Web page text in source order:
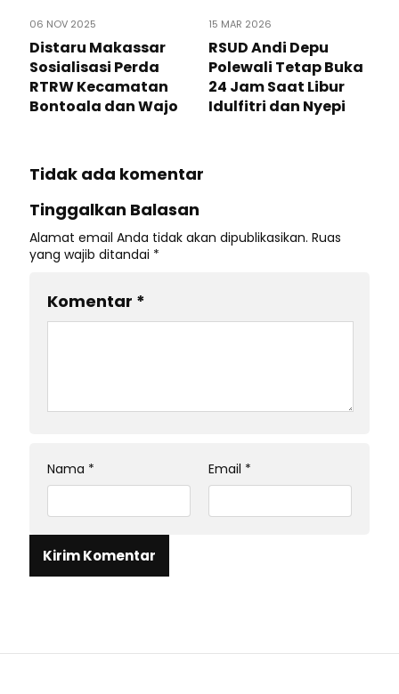
06 NOV 2025
Distaru Makassar
Sosialisasi Perda
RTRW Kecamatan
Bontoala dan Wajo
15 MAR 2026
RSUD Andi Depu
Polewali Tetap Buka
24 Jam Saat Libur
Idulfitri dan Nyepi
Tidak ada komentar
Tinggalkan Balasan
Alamat email Anda tidak akan dipublikasikan. Ruas
yang wajib ditandai *
Komentar *
Nama * Email *